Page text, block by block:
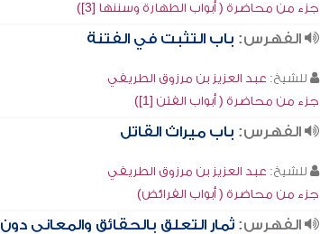
جزء من محاضرة ( أبواب الطهارة وسننها [3])
الفهرس: باب التثبت في الفتنة
للشيخ: عبد العزيز بن مرزوق الطريفي
جزء من محاضرة ( أبواب الفتن [1])
الفهرس: باب ميراث القاتل
للشيخ: عبد العزيز بن مرزوق الطريفي
جزء من محاضرة ( أبواب الفرائض)
الفهرس: ثمار التعلق بالحقائق والمعاني دون